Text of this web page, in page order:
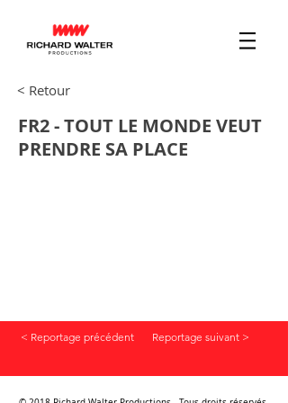
< Retour
FR2 - TOUT LE MONDE VEUT
PRENDRE SA PLACE
< Reportage précédent Reportage suivant >